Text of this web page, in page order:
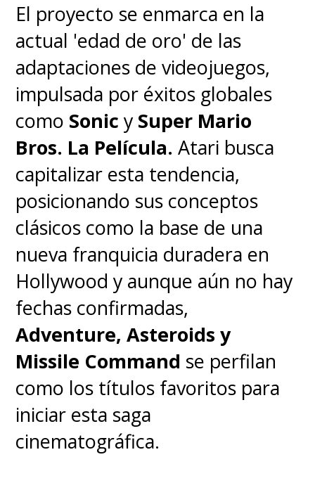
El proyecto se enmarca en la
actual 'edad de oro' de las
adaptaciones de videojuegos,
impulsada por éxitos globales
como Sonicy Super Mario
Bros. La Película. Atari busca
capitalizar esta tendencia,
posicionando sus conceptos
clásicos como la base de una
nueva franquicia duradera en
Hollywood y aunque aún no hay
fechas confirmadas,
Adventure, Asteroids y
Missile Command se perfilan
como los títulos favoritos para
iniciar esta saga
cinematográfica.